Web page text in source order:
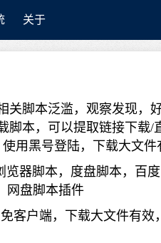
关于
关脚本泛滥，观察发现，
脚本，可以提取链接下载/
用黑号登陆，下载大文件
客户端，下载大文件有效